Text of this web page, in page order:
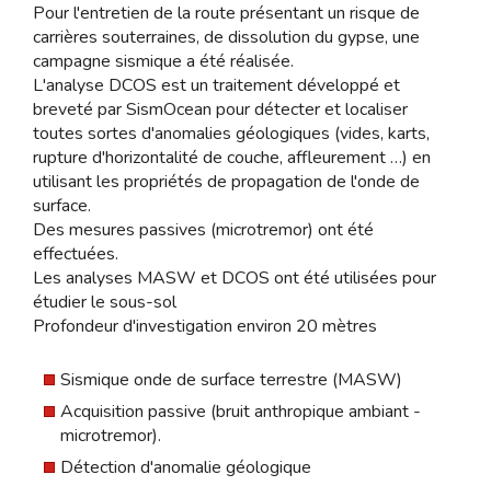
Pour l'entretien de la route présentant un risque de
carrières souterraines, de dissolution du gypse, une
campagne sismique a été réalisée.
L'analyse DCOS est un traitement développé et
breveté par SismOcean pour détecter et localiser
toutes sortes d'anomalies géologiques (vides, karts,
rupture d'horizontalité de couche, affleurement …) en
utilisant les propriétés de propagation de l'onde de
surface.
Des mesures passives (microtremor) ont été
effectuées.
Les analyses MASW et DCOS ont été utilisées pour
étudier le sous-sol
Profondeur d'investigation environ 20 mètres
Sismique onde de surface terrestre (MASW)
Acquisition passive (bruit anthropique ambiant -
microtremor).
Détection d'anomalie géologique